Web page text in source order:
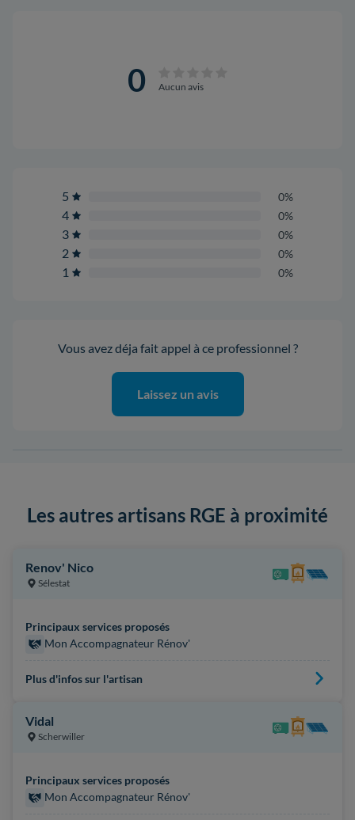
0 Aucun avis
5 0%
4 0%
3 0%
2 0%
1 0%
Vous avez déja fait appel à ce professionnel ?
Laissez un avis
Les autres artisans RGE à proximité
Renov' Nico
Sélestat
Principaux services proposés
Mon Accompagnateur Rénov'
Plus d'infos sur l'artisan
Vidal
Scherwiller
Principaux services proposés
Mon Accompagnateur Rénov'